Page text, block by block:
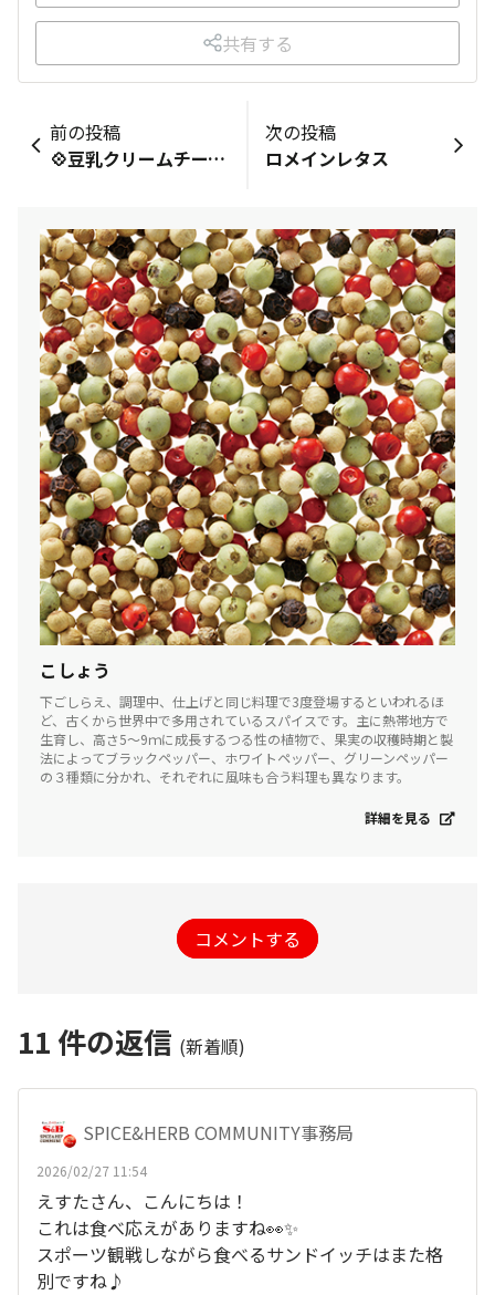
共有する
こしょう
下ごしらえ、調理中、仕上げと同じ料理で3度登場するといわれるほ
ど、古くから世界中で多用されているスパイスです。主に熱帯地方で
生育し、高さ5～9ｍに成長するつる性の植物で、果実の収穫時期と製
法によってブラックペッパー、ホワイトペッパー、グリーンペッパー
の３種類に分かれ、それぞれに風味も合う料理も異なります。
詳細を見る
前の投稿
💠豆乳クリームチーズと豆乳生クリームでティラミス
次の投稿
ロメインレタス
コメントする
11 件の返信 (新着順)
SPICE&HERB COMMUNITY事務局
2026/02/27 11:54
えすたさん、こんにちは！
これは食べ応えがありますね👀✨
スポーツ観戦しながら食べるサンドイッチはまた格
別ですね♪